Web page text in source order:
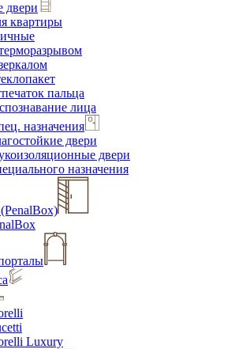
двери
квартиры
пальца
лица
назначения
двери
двери
назначения
Luxury